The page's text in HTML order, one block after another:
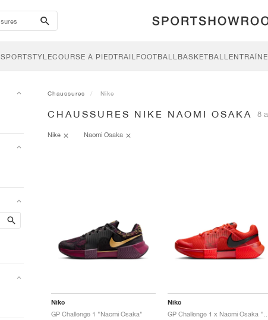
search-
btn
SPORTSTYLECOURSE À PIEDTRAILFOOTBALLBASKETBALL
Search
Chaussures Nike
CHAUSSURES NIKE NAOMI OSAKA 8
Nike Naomi Osaka
Nike
GP Challenge 1 "Naomi Osaka"
Nike